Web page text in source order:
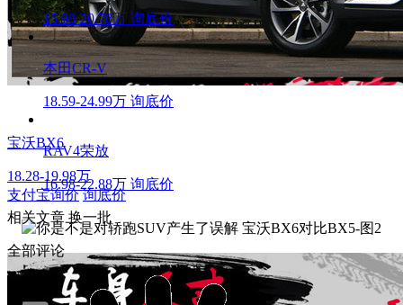
宝沃BX6
18.28-19.98万
支付宝询价 询底价
15.98-20.78万 询底价
本田CR-V
18.59-24.99万 询底价
RAV4荣放
16.98-22.88万 询底价
相关文章换一批
全部评论